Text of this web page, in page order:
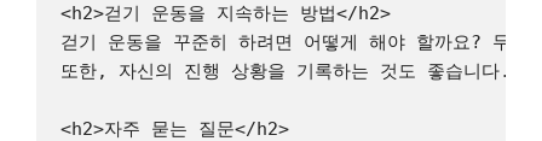
<h2>걷기 운동을 지속하는 방법</h2>
걷기 운동을 꾸준히 하려면 어떻게 해야 할까요? 무
또한, 자신의 진행 상황을 기록하는 것도 좋습니다.
<h2>자주 묻는 질문</h2>